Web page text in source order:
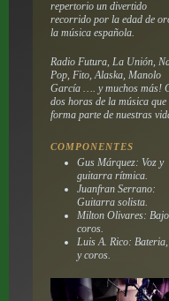
repertorio un divertido
recorrido por la edad de
la música española.
Radio Futura, La Unión,
Pop, Fito, Alaska, Manolo
García …. y muchos más!
dos horas de la música que
forma parte de nuestras
COMPONENTES
Gus Márquez: Voz y
guitarra rítmica.
Juanfran Serrano:
Guitarra solista.
Milton Olivares:
coros.
Luis A. Rico:
y coros.